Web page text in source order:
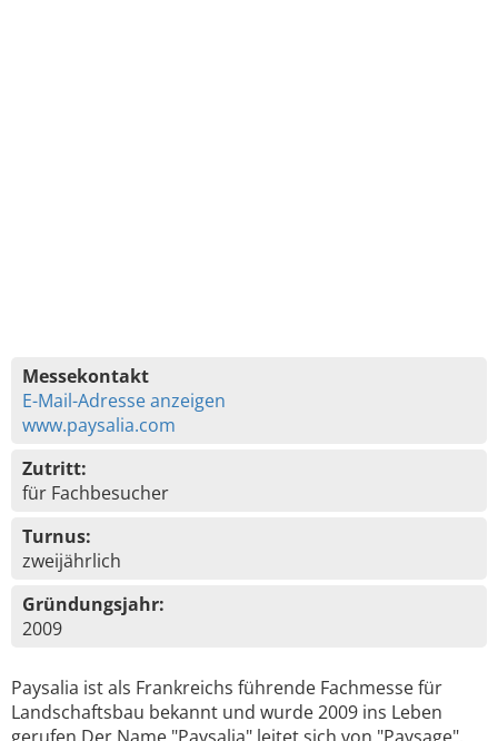
Messekontakt
E-Mail-Adresse anzeigen
www.paysalia.com
Zutritt:
für Fachbesucher
Turnus:
zweijährlich
Gründungsjahr:
2009
Paysalia ist als Frankreichs führende Fachmesse für
Landschaftsbau bekannt und wurde 2009 ins Leben